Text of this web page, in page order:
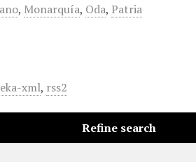
, Monarquía, Oda, Patria
xml, rss2
Refine search